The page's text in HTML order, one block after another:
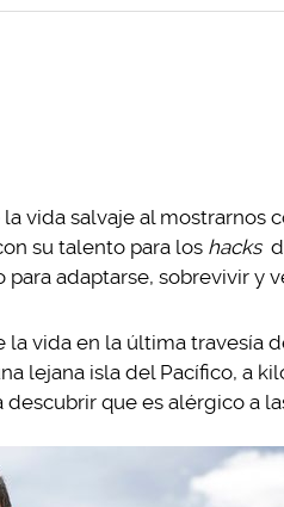
vida salvaje al mostrarnos
su talento para los hacks
adaptarse, sobrevivir y
vida en la última travesía
lejana isla del Pacífico, a
que es alérgico a